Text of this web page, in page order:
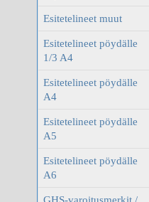
Esitetelineet muut
Esitetelineet pöydälle
1/3 A4
Esitetelineet pöydälle
A4
Esitetelineet pöydälle
A5
Esitetelineet pöydälle
A6